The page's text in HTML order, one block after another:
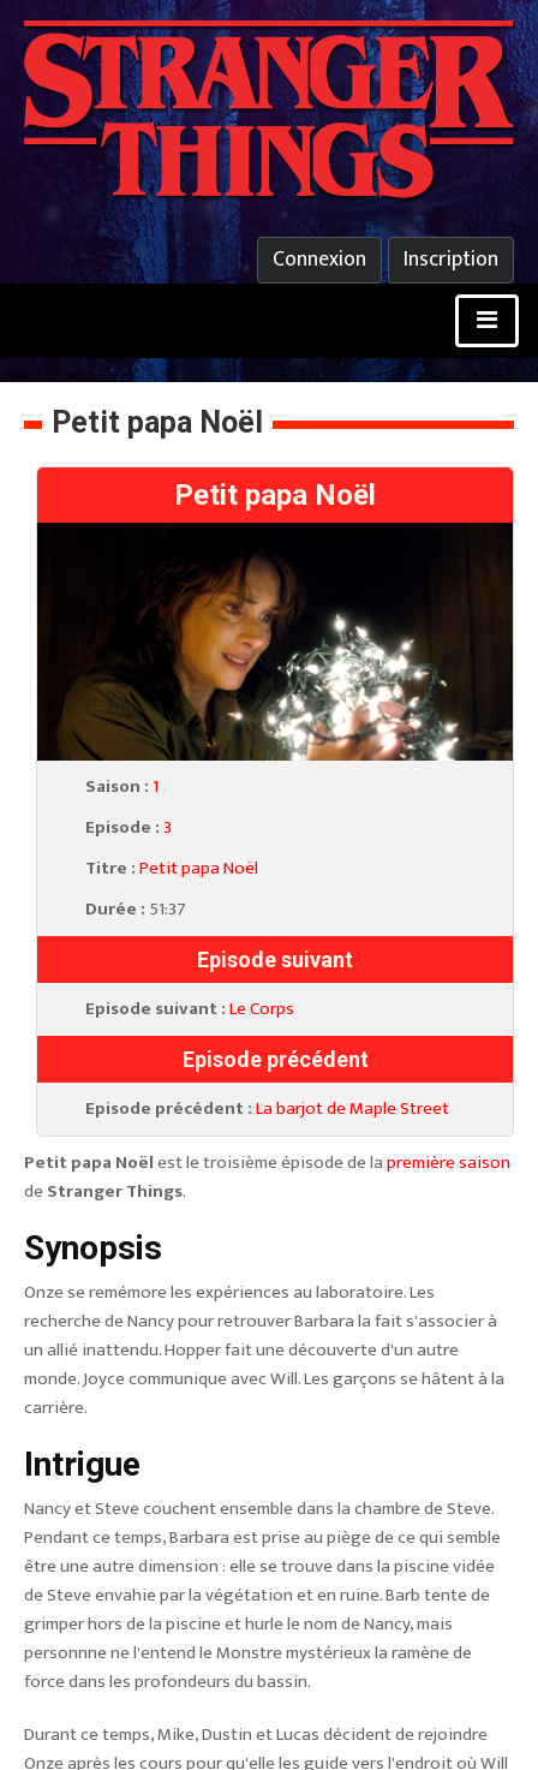
Inscription
Connexion
Petit papa Noël
Petit papa Noël
Saison :1
Episode :3
Titre :Petit papa Noël
Durée : 51:37
Episode suivant
Episode suivant :Le Corps
Episode précédent
Episode précédent :La barjot de Maple Street
Petit papa Noëlest le troisième épisode de lapremière saison
deStranger Things.
Synopsis
Onze se remémore les expériences au laboratoire. Les
recherche de Nancy pour retrouver Barbara la fait s'associer à
un allié inattendu. Hopper fait une découverte d'un autre
monde. Joyce communique avec Will. Les garçons se hâtent à la
carrière.
Intrigue
Nancy et Steve couchent ensemble dans la chambre de Steve.
Pendant ce temps, Barbara est prise au piège de ce qui semble
être une autre dimension : elle se trouve dans la piscine vidée
de Steve envahie par la végétation et en ruine. Barb tente de
grimper hors de la piscine et hurle le nom de Nancy, mais
personnne ne l'entend le Monstre mystérieux la ramène de
force dans les profondeurs du bassin.
Durant ce temps, Mike, Dustin et Lucas décident de rejoindre
Onze après les cours pour qu'elle les guide vers l'endroit où Will